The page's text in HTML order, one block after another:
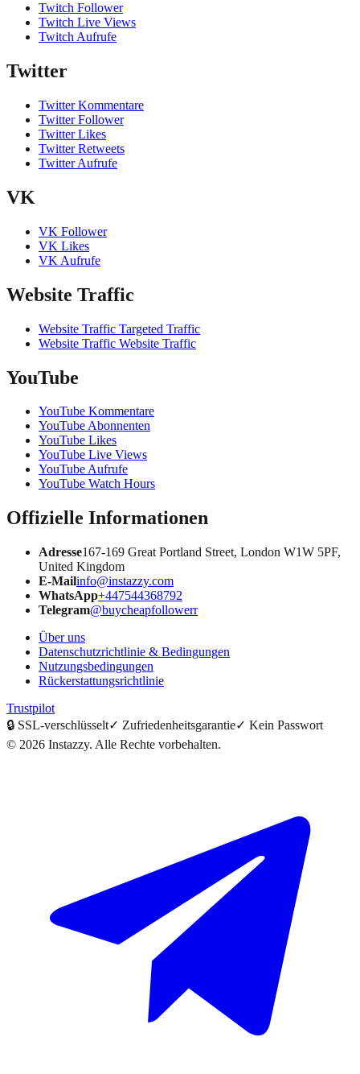
Twitch Follower
Twitch Live Views
Twitch Aufrufe
Twitter
Twitter Kommentare
Twitter Follower
Twitter Likes
Twitter Retweets
Twitter Aufrufe
VK
VK Follower
VK Likes
VK Aufrufe
Website Traffic
Website Traffic Targeted Traffic
Website Traffic Website Traffic
YouTube
YouTube Kommentare
YouTube Abonnenten
YouTube Likes
YouTube Live Views
YouTube Aufrufe
YouTube Watch Hours
Offizielle Informationen
Adresse167-169 Great Portland Street, London W1W 5PF,
United Kingdom
E-Mailinfo@instazzy.com
WhatsApp+447544368792
Telegram@buycheapfollowerr
Über uns
Datenschutzrichtlinie & Bedingungen
Nutzungsbedingungen
Rückerstattungsrichtlinie
Trustpilot
🔒 SSL-verschlüsselt✓ Zufriedenheitsgarantie✓ Kein Passwort
© 2026 Instazzy. Alle Rechte vorbehalten.